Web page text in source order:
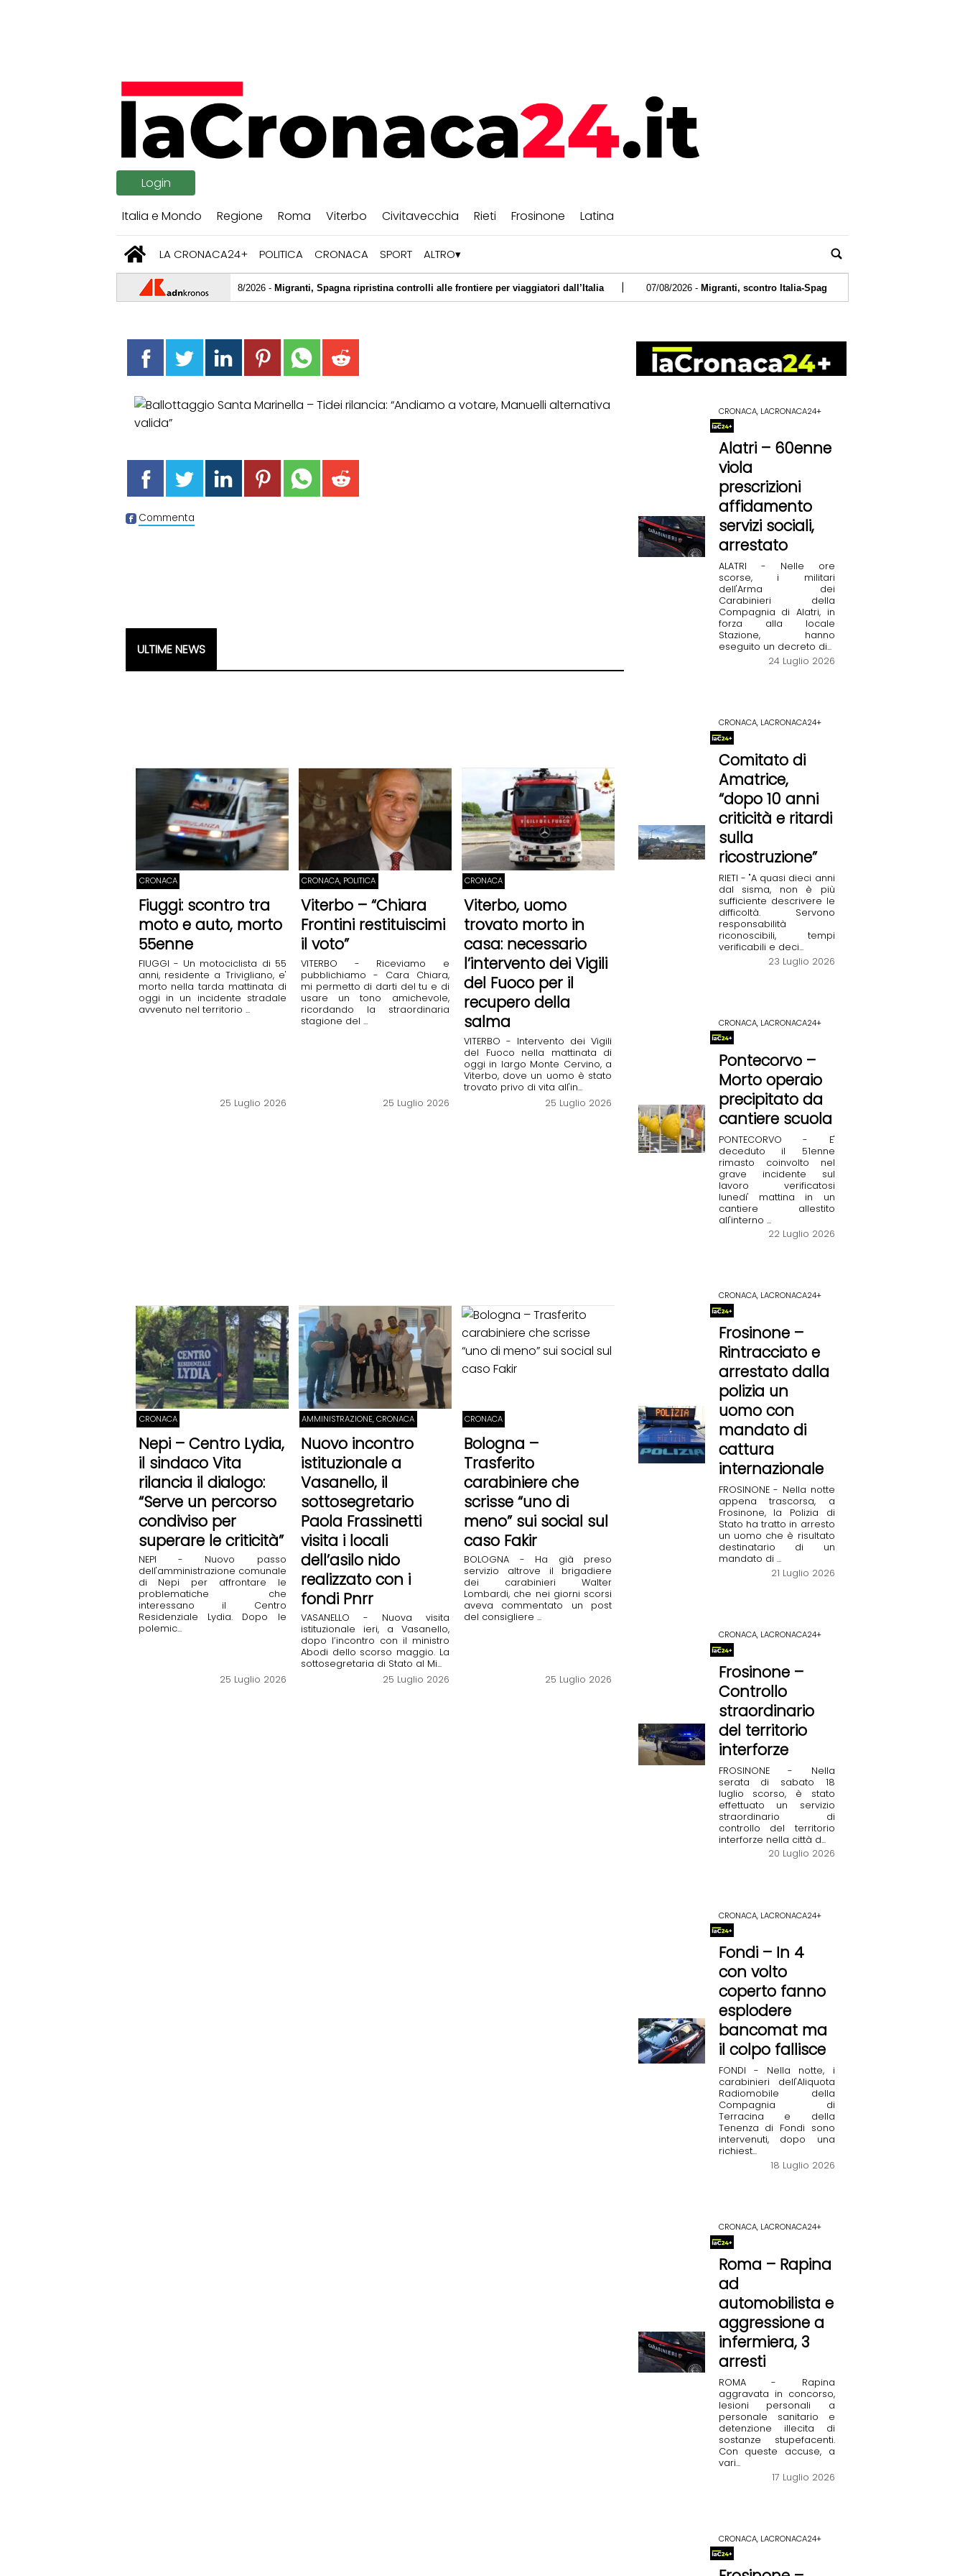
Login
Italia e Mondo
Regione Roma Viterbo Civitavecchia Rieti Frosinone Latina
LA CRONACA24+ POLITICA CRONACA SPORT ALTRO
07/08/2026 - Migranti, Spagna ripristina controlli alle frontiere per viaggiatori dall’Italia| 07/08/2026 - Migranti, scontro Italia-Spagna. Roma respinge ultimatum, Madrid
Commenta
ULTIME NEWS
CRONACA
Fiuggi: scontro tra
moto e auto, morto
55enne
FIUGGI - Un motociclista di 55
anni, residente a Trivigliano, e'
morto nella tarda mattinata di
oggi in un incidente stradale
avvenuto nel territorio ...
25 Luglio 2026
CRONACA, POLITICA
Viterbo – “Chiara
Frontini restituiscimi
il voto”
VITERBO - Riceviamo e
pubblichiamo - Cara Chiara,
mi permetto di darti del tu e di
usare un tono amichevole,
ricordando la straordinaria
stagione del ...
25 Luglio 2026
CRONACA
Viterbo, uomo
trovato morto in
casa: necessario
l’intervento dei Vigili
del Fuoco per il
recupero della
salma
VITERBO - Intervento dei Vigili
del Fuoco nella mattinata di
oggi in largo Monte Cervino, a
Viterbo, dove un uomo è stato
trovato privo di vita all'in...
25 Luglio 2026
CRONACA
Nepi – Centro Lydia,
il sindaco Vita
rilancia il dialogo:
“Serve un percorso
condiviso per
superare le criticità”
NEPI - Nuovo passo
dell'amministrazione comunale
di Nepi per affrontare le
problematiche che
interessano il Centro
Residenziale Lydia. Dopo le
polemic...
25 Luglio 2026
AMMINISTRAZIONE, CRONACA
Nuovo incontro
istituzionale a
Vasanello, il
sottosegretario
Paola Frassinetti
visita i locali
dell’asilo nido
realizzato con i
fondi Pnrr
VASANELLO - Nuova visita
istituzionale ieri, a Vasanello,
dopo l’incontro con il ministro
Abodi dello scorso maggio. La
sottosegretaria di Stato al Mi...
25 Luglio 2026
CRONACA
Bologna –
Trasferito
carabiniere che
scrisse “uno di
meno” sui social sul
caso Fakir
BOLOGNA - Ha già preso
servizio altrove il brigadiere
dei carabinieri Walter
Lombardi, che nei giorni scorsi
aveva commentato un post
del consigliere ...
25 Luglio 2026
CRONACA, LACRONACA24+
Alatri – 60enne
viola
prescrizioni
affidamento
servizi sociali,
arrestato
ALATRI - Nelle ore
scorse, i militari
dell'Arma dei
Carabinieri della
Compagnia di Alatri, in
forza alla locale
Stazione, hanno
eseguito un decreto di...
24 Luglio 2026
CRONACA, LACRONACA24+
Comitato di
Amatrice,
“dopo 10 anni
criticità e ritardi
sulla
ricostruzione”
RIETI - "A quasi dieci anni
dal sisma, non è più
sufficiente descrivere le
difficoltà. Servono
responsabilità
riconoscibili, tempi
verificabili e deci...
23 Luglio 2026
CRONACA, LACRONACA24+
Pontecorvo –
Morto operaio
precipitato da
cantiere scuola
PONTECORVO - E'
deceduto il 51enne
rimasto coinvolto nel
grave incidente sul
lavoro verificatosi
lunedi' mattina in un
cantiere allestito
all'interno ...
22 Luglio 2026
CRONACA, LACRONACA24+
Frosinone –
Rintracciato e
arrestato dalla
polizia un
uomo con
mandato di
cattura
internazionale
FROSINONE - Nella notte
appena trascorsa, a
Frosinone, la Polizia di
Stato ha tratto in arresto
un uomo che è risultato
destinatario di un
mandato di ...
21 Luglio 2026
CRONACA, LACRONACA24+
Frosinone –
Controllo
straordinario
del territorio
interforze
FROSINONE - Nella
serata di sabato 18
luglio scorso, è stato
effettuato un servizio
straordinario di
controllo del territorio
interforze nella città d...
20 Luglio 2026
CRONACA, LACRONACA24+
Fondi – In 4
con volto
coperto fanno
esplodere
bancomat ma
il colpo fallisce
FONDI - Nella notte, i
carabinieri dell'Aliquota
Radiomobile della
Compagnia di
Terracina e della
Tenenza di Fondi sono
intervenuti, dopo una
richiest...
18 Luglio 2026
CRONACA, LACRONACA24+
Roma – Rapina
ad
automobilista e
aggressione a
infermiera, 3
arresti
ROMA - Rapina
aggravata in concorso,
lesioni personali a
personale sanitario e
detenzione illecita di
sostanze stupefacenti.
Con queste accuse, a
vari...
17 Luglio 2026
CRONACA, LACRONACA24+